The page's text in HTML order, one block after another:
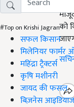
#Top on Krishi Jagran
सफल किसान
मिलेनियर फार्मर
महिंद्रा ट्रैक्टर्स
कृषि मशीनरी
जायद की फसल
बिज़नेस आइडियाज
को